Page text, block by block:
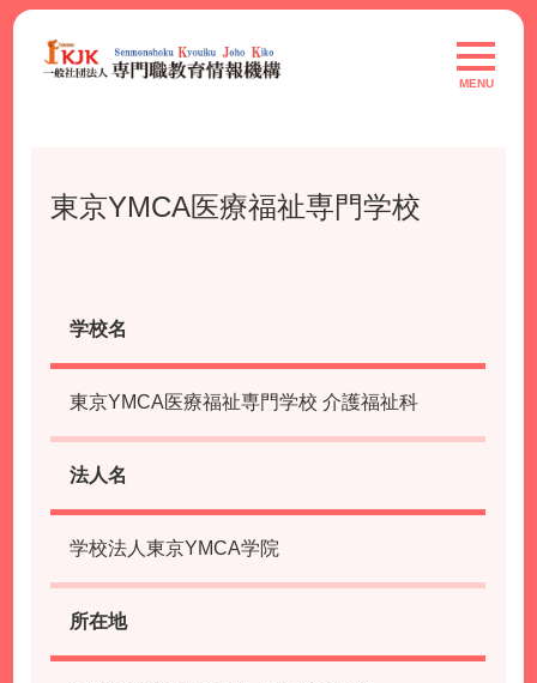
Skip
content
toggle
MENU
東京YMCA医療福祉専門学校
学校名
東京YMCA医療福祉専門学校 介護福祉科
法人名
学校法人東京YMCA学院
所在地